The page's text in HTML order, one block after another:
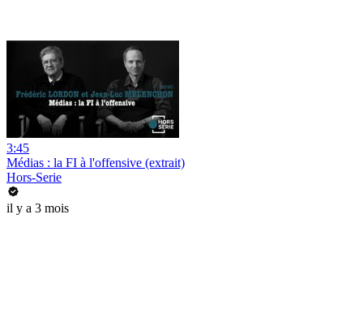
3:45
Médias : la FI à l'offensive (extrait)
Hors-Serie
il y a 3 mois